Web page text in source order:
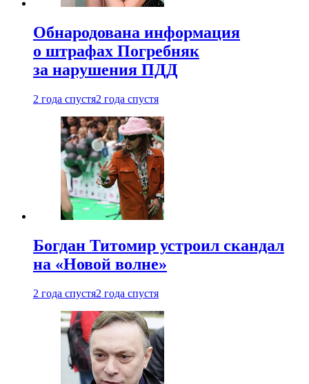
Обнародована информация
о штрафах Погребняк
за нарушения ПДД
2 года спустя2 года спустя
Богдан Титомир устроил скандал
на «Новой волне»
2 года спустя2 года спустя